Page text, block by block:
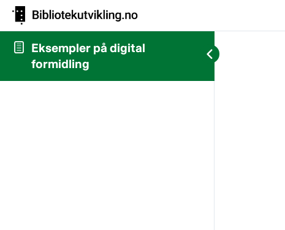
Eksempler på digital
formidling